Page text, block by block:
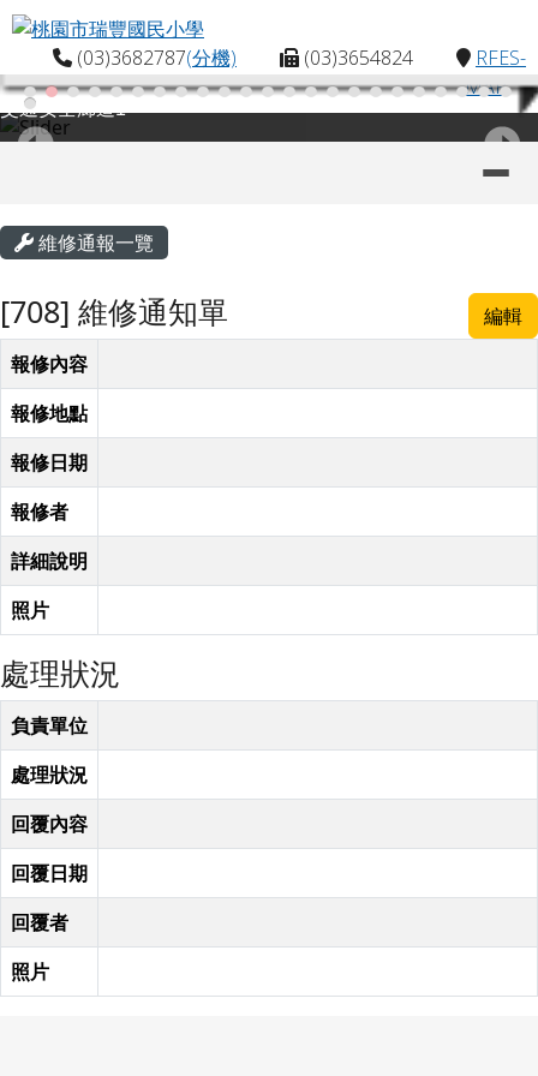
跳至主內容區
桃園市瑞豐國民小學
(03)3682787(分機) (03)3654824
RFES-
MAP
交通安全廊道1
主內容區域
維修通報一覽
編輯
[708] 維修通知單
報修內容
報修地點
報修日期
報修者
詳細說明
照片
處理狀況
負責單位
處理狀況
回覆內容
回覆日期
回覆者
照片
頁尾區域